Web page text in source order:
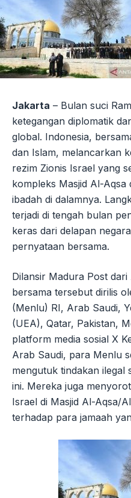
Jakarta – Bulan suci
ketegangan diplomatik
global. Indonesia,
dan Islam, melancarkan
rezim Zionis Israel yang
kompleks Masjid Al-Aqsa
ibadah di dalamnya.
terjadi di tengah bulan
keras dari delapan
pernyataan bersama.
Dilansir Madura Post
bersama tersebut dirilis
(Menlu) RI, Arab Saudi,
(UEA), Qatar, Pakistan,
platform media sosial X
Arab Saudi, para Menlu
mengutuk tindakan ilegal
ini. Mereka juga
Israel di Masjid Al-Aqsa/
terhadap para jamaah